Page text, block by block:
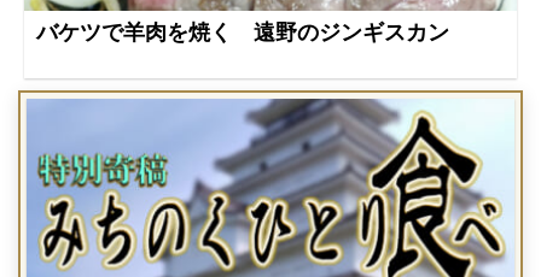
バケツで羊肉を焼く 遠野のジンギスカン